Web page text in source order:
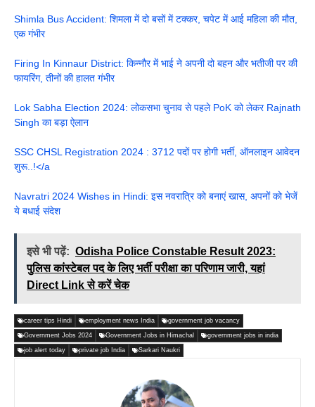
Shimla Bus Accident: शिमला में दो बसों में टक्कर, चपेट में आई महिला की मौत,
एक गंभीर
Firing In Kinnaur District: किन्नौर में भाई ने अपनी दो बहन और भतीजी पर की
फायरिंग, तीनों की हालत गंभीर
Lok Sabha Election 2024: लोकसभा चुनाव से पहले PoK को लेकर Rajnath
Singh का बड़ा ऐलान
SSC CHSL Registration 2024 : 3712 पदों पर होगी भर्ती, ऑनलाइन आवेदन
शुरू..!</a
Navratri 2024 Wishes in Hindi: इस नवरात्रि को बनाएं खास, अपनों को भेजें
ये बधाई संदेश
इसे भी पढ़ें: Odisha Police Constable Result 2023:
पुलिस कांस्टेबल पद के लिए भर्ती परीक्षा का परिणाम जारी, यहां
Direct Link से करें चेक
career tips Hindi employment news India government job vacancy
Government Jobs 2024 Government Jobs in Himachal government jobs in india
job alert today private job India Sarkari Naukri